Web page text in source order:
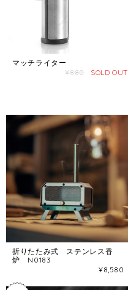
マッチライター
¥880
SOLD OUT
折りたたみ式 ステンレス香
炉 N0183
¥8,580